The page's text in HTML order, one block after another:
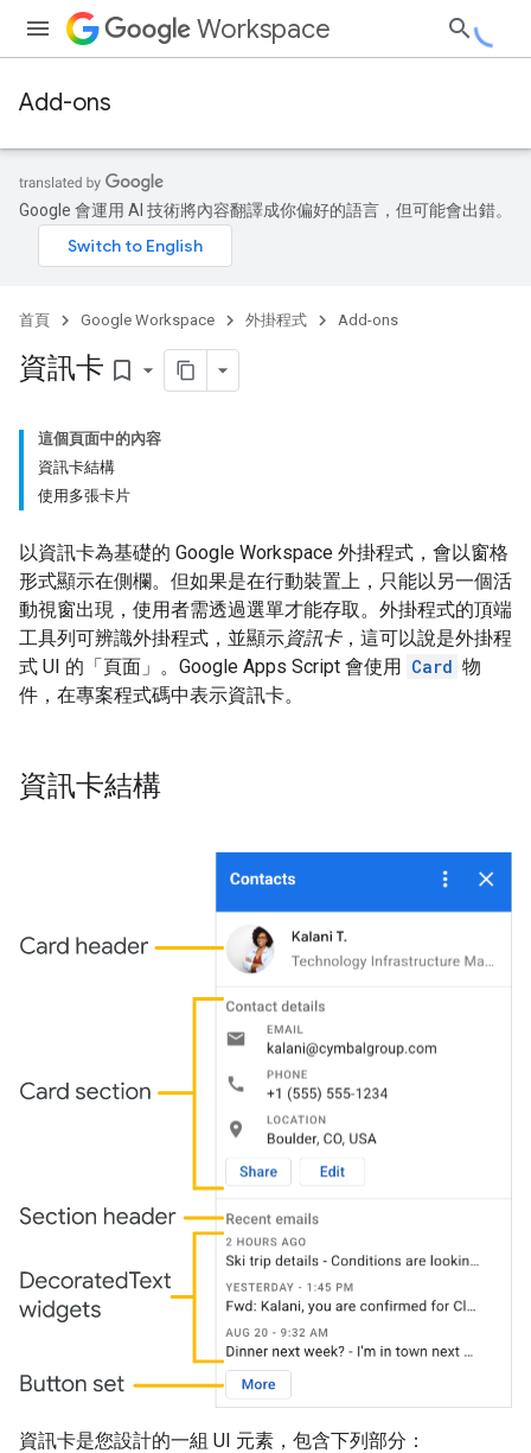
Workspace
Add-ons
Google 會運用 AI 技術將內容翻譯成你偏好的語言，但可能會出錯。
首頁 Google Workspace 外掛程式 Add-ons
資訊卡 bookmark_border
這個頁面中的內容
資訊卡結構
使用多張卡片
以資訊卡為基礎的 Google Workspace 外掛程式，會以窗格
形式顯示在側欄。但如果是在行動裝置上，只能以另一個活
動視窗出現，使用者需透過選單才能存取。外掛程式的頂端
工具列可辨識外掛程式，並顯示資訊卡，這可以說是外掛程
式 UI 的「頁面」。Google Apps Script 會使用 Card 物
件，在專案程式碼中表示資訊卡。
資訊卡結構
資訊卡是您設計的一組 UI 元素，包含下列部分：